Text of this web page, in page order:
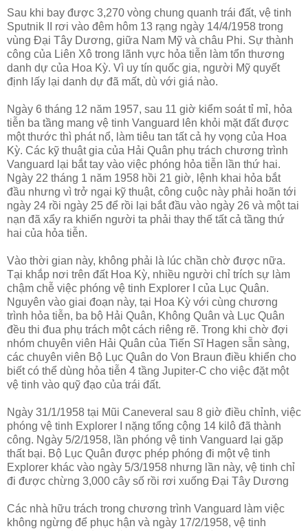
Sau khi bay được 3,270 vòng chung quanh trái đất, vệ tinh
Sputnik II rơi vào đêm hôm 13 rạng ngày 14/4/1958 trong
vùng Đại Tây Dương, giữa Nam Mỹ và châu Phi. Sự thành
công của Liên Xô trong lãnh vực hỏa tiễn làm tổn thương
danh dự của Hoa Kỳ. Vì uy tín quốc gia, người Mỹ quyết
định lấy lại danh dự đã mất, dù với giá nào.
Ngày 6 tháng 12 năm 1957, sau 11 giờ kiểm soát tỉ mỉ, hỏa
tiễn ba tầng mang vệ tinh Vanguard lên khỏi mặt đất được
một thước thì phát nổ, làm tiêu tan tất cả hy vọng của Hoa
Kỳ. Các kỹ thuật gia của Hải Quân phụ trách chương trình
Vanguard lại bắt tay vào việc phóng hỏa tiễn lần thứ hai.
Ngày 22 tháng 1 năm 1958 hồi 21 giờ, lệnh khai hỏa bắt
đầu nhưng vì trở ngại kỹ thuật, công cuộc này phải hoãn tới
ngày 24 rồi ngày 25 để rồi lại bắt đầu vào ngày 26 và một tai
nạn đã xẩy ra khiến người ta phải thay thế tất cả tầng thứ
hai của hỏa tiễn.
Vào thời gian này, không phải là lúc chần chờ được nữa.
Tại khắp nơi trên đất Hoa Kỳ, nhiều người chỉ trích sự làm
chậm chễ việc phóng vệ tinh Explorer I của Lục Quân.
Nguyên vào giai đoạn này, tại Hoa Kỳ với cùng chương
trình hỏa tiễn, ba bộ Hải Quân, Không Quân và Lục Quân
đều thi đua phụ trách một cách riêng rẽ. Trong khi chờ đợi
nhóm chuyên viên Hải Quân của Tiến Sĩ Hagen sẵn sàng,
các chuyên viên Bộ Lục Quân do Von Braun điều khiển cho
biết có thể dùng hỏa tiễn 4 tầng Jupiter-C cho việc đặt một
vệ tinh vào quỹ đạo của trái đất.
Ngày 31/1/1958 tại Mũi Caneveral sau 8 giờ điều chỉnh, việc
phóng vệ tinh Explorer I nặng tổng cộng 14 kilô đã thành
công. Ngày 5/2/1958, lần phóng vệ tinh Vanguard lại gặp
thất bại. Bộ Lục Quân được phép phóng đi một vệ tinh
Explorer khác vào ngày 5/3/1958 nhưng lần này, vệ tinh chỉ
đi được chừng 3,000 cây số rồi rơi xuống Đại Tây Dương
Các nhà hữu trách trong chương trình Vanguard làm việc
không ngừng để phục hận và ngày 17/2/1958, vệ tinh